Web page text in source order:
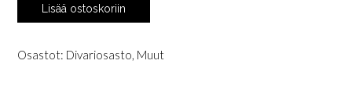
Petri:
-
Lisää ostoskoriin
Osastot: Divariosasto, Muut